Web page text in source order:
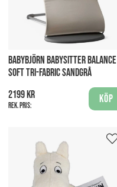
BABYBJÖRN BABYSITTER BALANCE
SOFT TRI-FABRIC SANDGRÅ
2199 kr
Rek. pris:
Köp